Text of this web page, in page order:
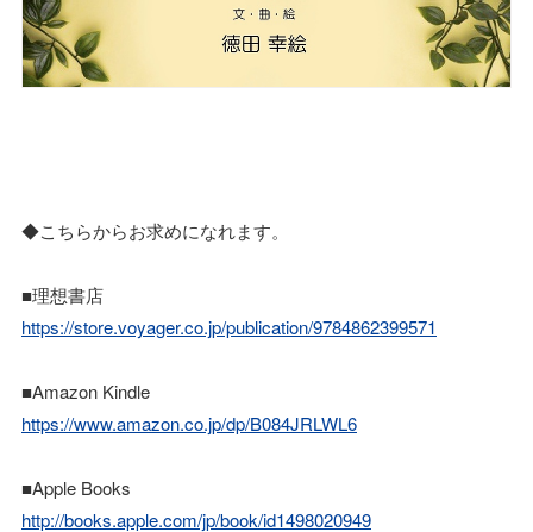
◆こちらからお求めになれます。
■理想書店
https://store.voyager.co.jp/publication/9784862399571
■Amazon Kindle
https://www.amazon.co.jp/dp/B084JRLWL6
■Apple Books
http://books.apple.com/jp/book/id1498020949